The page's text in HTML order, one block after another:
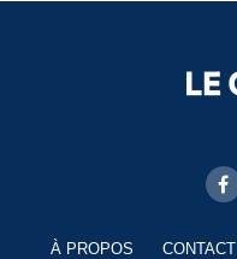
À PROPOS CONTACT